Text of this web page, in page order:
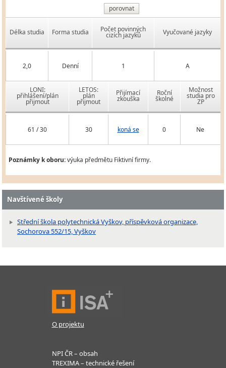
porovnat
Délka studia Forma studia Počet povinných
cizích jazyků Vyučované jazyky
2,0 Denní 1 A
LONI:
přihlášení/plán
přijmout
LETOS:
plán
přijmout
Přijímací
zkouška
Roční
školné
Možnost
studia pro
ZP
61 / 30 30 koná se 0 Ne
Poznámky k oboru:výuka předmětu Fiktivní firmy.
Navštívené školy
Střední škola polytechnická Vyškov, příspěvková organizace,
Sochorova 552/15, Vyškov
O projektu
NPI ČR – obsah
TREXIMA – technické řešení